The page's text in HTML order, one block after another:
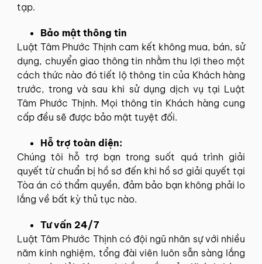
tạp.
Bảo mật thông tin
Luật Tâm Phước Thịnh cam kết không mua, bán, sử
dụng, chuyển giao thông tin nhằm thu lợi theo một
cách thức nào đó tiết lộ thông tin của Khách hàng
trước, trong và sau khi sử dụng dịch vụ tại Luật
Tâm Phước Thịnh. Mọi thông tin Khách hàng cung
cấp đều sẽ được bảo mật tuyệt đối.
Hỗ trợ toàn diện:
Chúng tôi hỗ trợ bạn trong suốt quá trình giải
quyết từ chuẩn bị hồ sơ đến khi hồ sơ giải quyết tại
Tòa án có thẩm quyền, đảm bảo bạn không phải lo
lắng về bất kỳ thủ tục nào.
Tư vấn 24/7
Luật Tâm Phước Thịnh có đội ngũ nhân sự với nhiều
năm kinh nghiệm, tổng đài viên luôn sẵn sàng lắng